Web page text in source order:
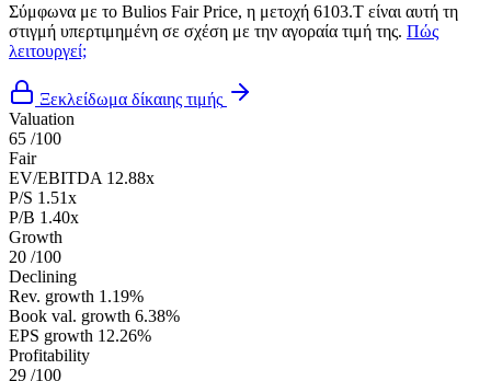
Σύμφωνα με το Bulios Fair Price, η μετοχή 6103.T είναι αυτή τη
στιγμή υπερτιμημένη σε σχέση με την αγοραία τιμή της. Πώς
λειτουργεί;
Ξεκλείδωμα δίκαιης τιμής
Valuation
65 /100
Fair
EV/EBITDA 12.88x
P/S 1.51x
P/B 1.40x
Growth
20 /100
Declining
Rev. growth 1.19%
Book val. growth 6.38%
EPS growth 12.26%
Profitability
29 /100